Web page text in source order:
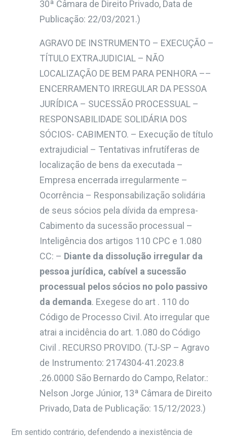
30ª Câmara de Direito Privado, Data de
Publicação: 22/03/2021.)
AGRAVO DE INSTRUMENTO – EXECUÇÃO –
TÍTULO EXTRAJUDICIAL – NÃO
LOCALIZAÇÃO DE BEM PARA PENHORA ––
ENCERRAMENTO IRREGULAR DA PESSOA
JURÍDICA – SUCESSÃO PROCESSUAL –
RESPONSABILIDADE SOLIDÁRIA DOS
SÓCIOS- CABIMENTO. – Execução de título
extrajudicial – Tentativas infrutíferas de
localização de bens da executada –
Empresa encerrada irregularmente –
Ocorrência – Responsabilização solidária
de seus sócios pela dívida da empresa-
Cabimento da sucessão processual –
Inteligência dos artigos 110 CPC e 1.080
CC: – Diante da dissolução irregular da
pessoa jurídica, cabível a sucessão
processual pelos sócios no polo passivo
da demanda. Exegese do art . 110 do
Código de Processo Civil. Ato irregular que
atrai a incidência do art. 1.080 do Código
Civil . RECURSO PROVIDO. (TJ-SP – Agravo
de Instrumento: 2174304-41.2023.8
.26.0000 São Bernardo do Campo, Relator.:
Nelson Jorge Júnior, 13ª Câmara de Direito
Privado, Data de Publicação: 15/12/2023.)
Em sentido contrário, defendendo a inexistência de